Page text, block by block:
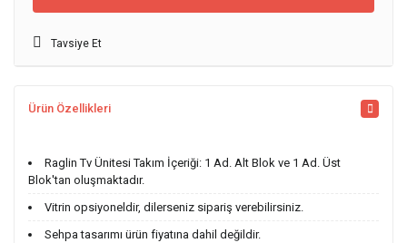
Tavsiye Et
Ürün Özellikleri
Raglin Tv Ünitesi Takım İçeriği: 1 Ad. Alt Blok ve 1 Ad. Üst
Blok'tan oluşmaktadır.
Vitrin opsiyoneldir, dilerseniz sipariş verebilirsiniz.
Sehpa tasarımı ürün fiyatına dahil değildir.